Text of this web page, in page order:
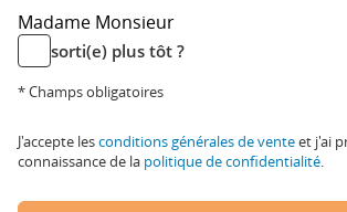
Madame Monsieur
sorti(e) plus tôt ?
* Champs obligatoires
J'accepte lesconditions générales de venteet j'ai
connaissance de la politique de confidentialité.